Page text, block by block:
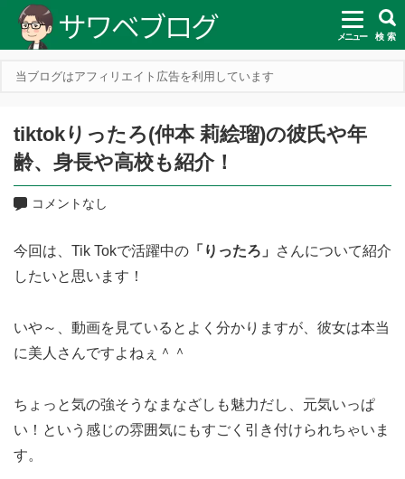
メニュー 検 索
当ブログはアフィリエイト広告を利用しています
tiktokりったろ(仲本 莉絵瑠)の彼氏や年
齢、身長や高校も紹介！
コメントなし
今回は、Tik Tokで活躍中の 「りったろ」
さんについて紹介
したいと思います！
いや～、動画を見ているとよく分かりますが、彼女は本当
に美人さんですよねぇ＾＾
ちょっと気の強そうなまなざしも魅力だし、元気いっぱ
い！という感じの雰囲気にもすごく引き付けられちゃいま
す。